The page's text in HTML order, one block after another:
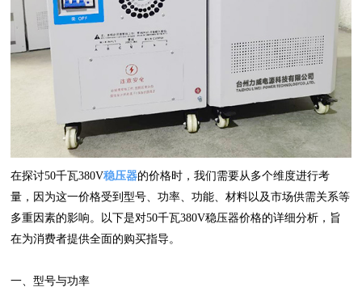
在探讨50千瓦380V稳压器的价格时，我们需要从多个维度进行考
量，因为这一价格受到型号、功率、功能、材料以及市场供需关系等
多重因素的影响。以下是对50千瓦380V稳压器价格的详细分析，旨
在为消费者提供全面的购买指导。
一、型号与功率